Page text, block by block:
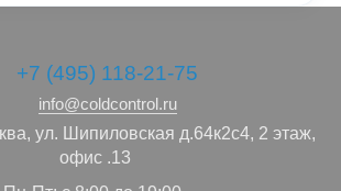
+7 (495) 118-21-75
info@coldcontrol.ru
ул. Шипиловская д.64к2с4, 2 этаж,
офис .13